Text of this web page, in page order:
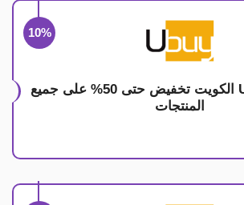
10%
كود خصم Ubuy الكويت تخفيض حتى 50% على جميع
المنتجات